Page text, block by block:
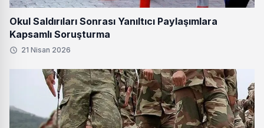
Okul Saldırıları Sonrası Yanıltıcı Paylaşımlara
Kapsamlı Soruşturma
21 Nisan 2026